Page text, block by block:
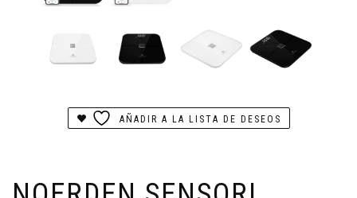
AÑADIR A LA LISTA DE DESEOS